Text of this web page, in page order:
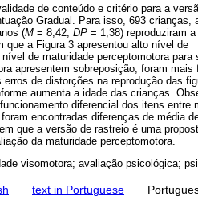
de conteúdo e critério para a
Gradual. Para isso, 693 crianças,
(M = 8,42; DP = 1,38) reproduziram
que a Figura 3 apresentou alto nível de
de maturidade perceptomotora para
apresentem sobreposição, foram mais
de distorções na reprodução das
aumenta a idade das crianças.
diferencial dos itens entre
encontradas diferenças de média
que a versão de rastreio é uma
da maturidade perceptomotora.
visomotora; avaliação psicológica;
· text in Portuguese ·